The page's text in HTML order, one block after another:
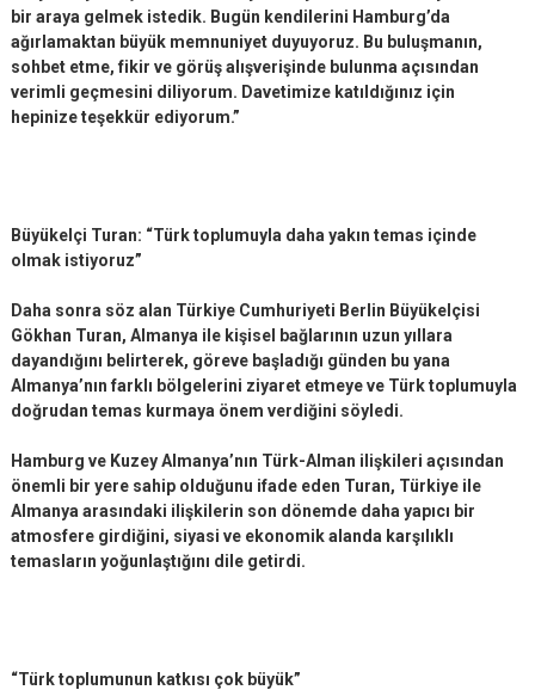
bir araya gelmek istedik. Bugün kendilerini Hamburg’da
ağırlamaktan büyük memnuniyet duyuyoruz. Bu buluşmanın,
sohbet etme, fikir ve görüş alışverişinde bulunma açısından
verimli geçmesini diliyorum. Davetimize katıldığınız için
hepinize teşekkür ediyorum.”
Büyükelçi Turan: “Türk toplumuyla daha yakın temas içinde
olmak istiyoruz”
Daha sonra söz alan Türkiye Cumhuriyeti Berlin Büyükelçisi
Gökhan Turan, Almanya ile kişisel bağlarının uzun yıllara
dayandığını belirterek, göreve başladığı günden bu yana
Almanya’nın farklı bölgelerini ziyaret etmeye ve Türk toplumuyla
doğrudan temas kurmaya önem verdiğini söyledi.
Hamburg ve Kuzey Almanya’nın Türk-Alman ilişkileri açısından
önemli bir yere sahip olduğunu ifade eden Turan, Türkiye ile
Almanya arasındaki ilişkilerin son dönemde daha yapıcı bir
atmosfere girdiğini, siyasi ve ekonomik alanda karşılıklı
temasların yoğunlaştığını dile getirdi.
“Türk toplumunun katkısı çok büyük”